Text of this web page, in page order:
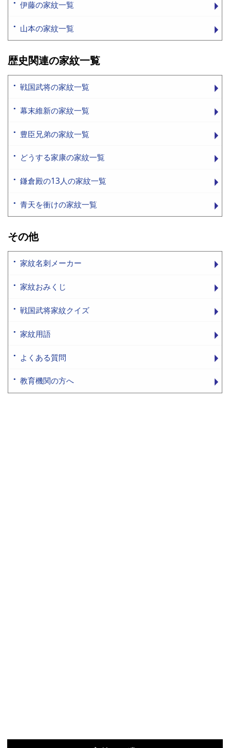
伊藤の家紋一覧
山本の家紋一覧
歴史関連の家紋一覧
戦国武将の家紋一覧
幕末維新の家紋一覧
豊臣兄弟の家紋一覧
どうする家康の家紋一覧
鎌倉殿の13人の家紋一覧
青天を衝けの家紋一覧
その他
家紋名刺メーカー
家紋おみくじ
戦国武将家紋クイズ
家紋用語
よくある質問
教育機関の方へ